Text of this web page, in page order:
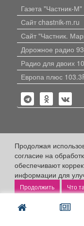
Продолжая
согласие на
обеспечивают
информации для
Что
Газета "Частник-М"
Сайт chastnik-m.ru
Сайт "Частник.
Дорожное радио
Радио для двоих
Европа плюс
Политика
Публикации с
«Партнёрский проект»
Редакция сайта не
информации,
объявлениях.
+16 © 2006-2026